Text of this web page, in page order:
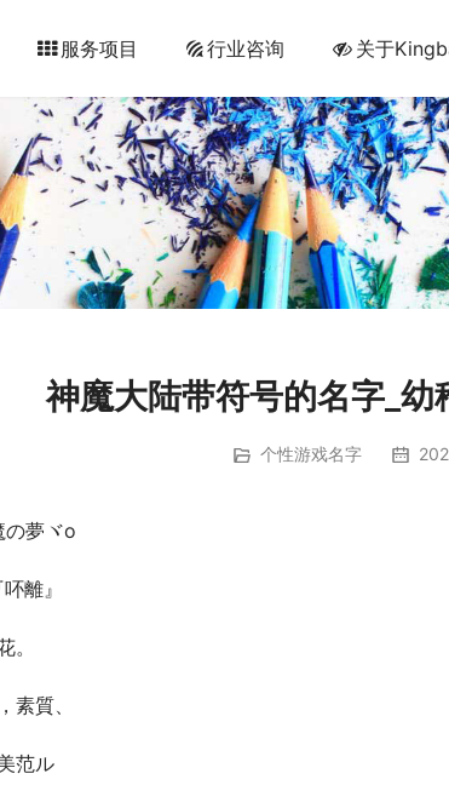
服务项目 行业咨询 关于
神魔大陆带符号的名字_幼
个性游戏名字
の夢ヾo
離』
。
素質、
范ル